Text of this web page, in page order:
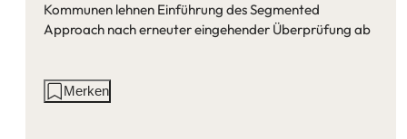
Kommunen lehnen Einführung des Segmented
Approach nach erneuter eingehender Überprüfung ab
AktionenMerken